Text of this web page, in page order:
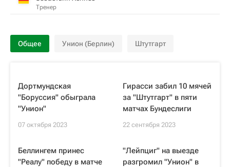
Тренер
Общее Унион (Берлин) Штутгарт
Дортмундская
"Боруссия" обыграла
"Унион"
07 октября 2023
Гирасси забил 10 мячей
за "Штутгарт" в пяти
матчах Бундеслиги
22 сентября 2023
Беллингем принес
"Реалу" победу в матче
"Лейпциг" на выезде
разгромил "Унион" в